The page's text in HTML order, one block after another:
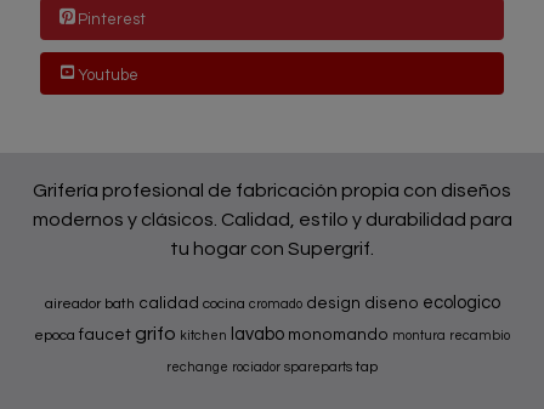
Pinterest
Youtube
Grifería profesional de fabricación propia con diseños
modernos y clásicos. Calidad, estilo y durabilidad para
tu hogar con Supergrif.
aireador bath calidad cocina cromado design diseno ecologico
epoca faucet grifo kitchen lavabo monomando montura recambio
rechange rociador spareparts tap